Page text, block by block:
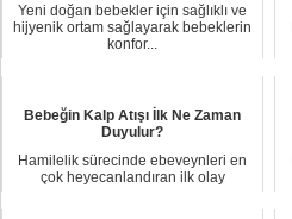
Yeni doğan bebekler için sağlıklı ve
hijyenik ortam sağlayarak bebeklerin
konfor...
Bebeğin Kalp Atışı İlk Ne Zaman
Duyulur?
Hamilelik sürecinde ebeveynleri en
çok heyecanlandıran ilk olay